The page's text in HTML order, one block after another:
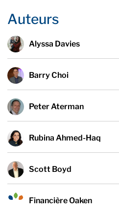
Auteurs
Alyssa Davies
Barry Choi
Peter Aterman
Rubina Ahmed-Haq
Scott Boyd
Financière Oaken